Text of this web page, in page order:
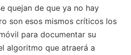
quejan de que ya no hay
son esos mismos críticos los
para documentar su
algoritmo que atraerá a